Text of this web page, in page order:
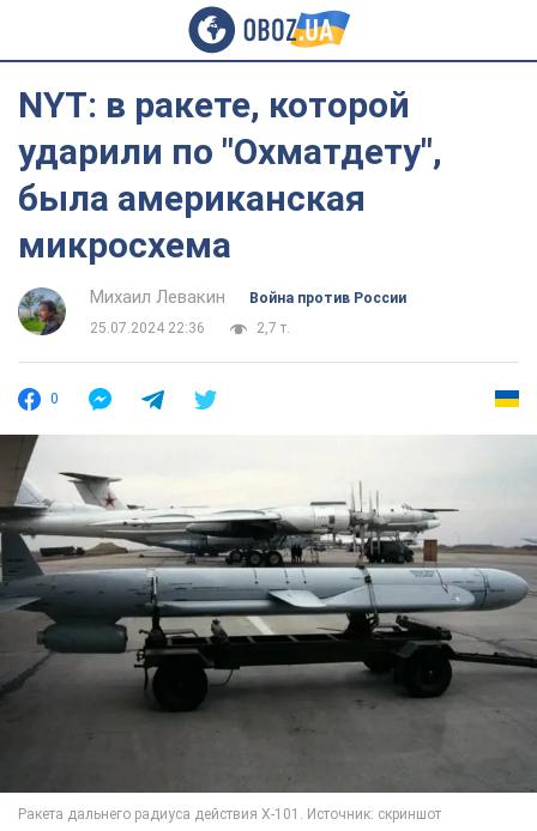
NYT: в ракете, которой
ударили по "Охматдету",
была американская
микросхема
Михаил Левакин
Война против России
25.07.2024 22:36
2,7 т.
0